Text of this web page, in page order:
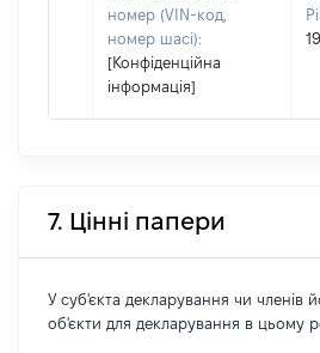
номер (VIN-код,
номер шасі):
[Конфіденційна
інформація]
7. Цінні папери
У суб'єкта декларування чи членів
об'єкти для декларування в цьому